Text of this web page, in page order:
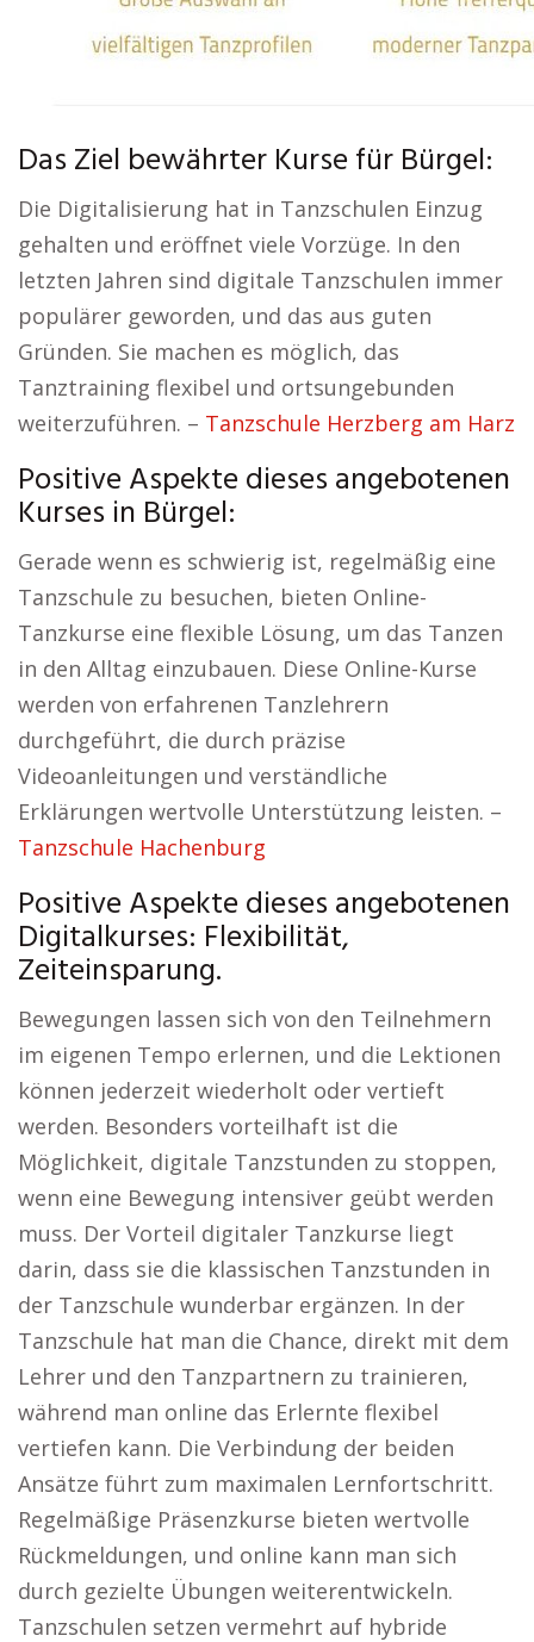
Das Ziel bewährter Kurse für Bürgel:
Die Digitalisierung hat in Tanzschulen Einzug
gehalten und eröffnet viele Vorzüge. In den
letzten Jahren sind digitale Tanzschulen immer
populärer geworden, und das aus guten
Gründen. Sie machen es möglich, das
Tanztraining flexibel und ortsungebunden
weiterzuführen. – Tanzschule Herzberg am Harz
Positive Aspekte dieses angebotenen
Kurses in Bürgel:
Gerade wenn es schwierig ist, regelmäßig eine
Tanzschule zu besuchen, bieten Online-
Tanzkurse eine flexible Lösung, um das Tanzen
in den Alltag einzubauen. Diese Online-Kurse
werden von erfahrenen Tanzlehrern
durchgeführt, die durch präzise
Videoanleitungen und verständliche
Erklärungen wertvolle Unterstützung leisten. –
Tanzschule Hachenburg
Positive Aspekte dieses angebotenen
Digitalkurses: Flexibilität,
Zeiteinsparung.
Bewegungen lassen sich von den Teilnehmern
im eigenen Tempo erlernen, und die Lektionen
können jederzeit wiederholt oder vertieft
werden. Besonders vorteilhaft ist die
Möglichkeit, digitale Tanzstunden zu stoppen,
wenn eine Bewegung intensiver geübt werden
muss. Der Vorteil digitaler Tanzkurse liegt
darin, dass sie die klassischen Tanzstunden in
der Tanzschule wunderbar ergänzen. In der
Tanzschule hat man die Chance, direkt mit dem
Lehrer und den Tanzpartnern zu trainieren,
während man online das Erlernte flexibel
vertiefen kann. Die Verbindung der beiden
Ansätze führt zum maximalen Lernfortschritt.
Regelmäßige Präsenzkurse bieten wertvolle
Rückmeldungen, und online kann man sich
durch gezielte Übungen weiterentwickeln.
Tanzschulen setzen vermehrt auf hybride